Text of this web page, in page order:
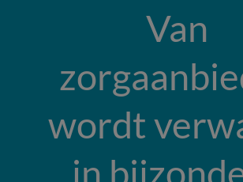
Van
wordt
in